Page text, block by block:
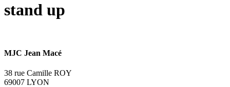
stand up
MJC Jean Macé
38 rue Camille ROY
69007 LYON